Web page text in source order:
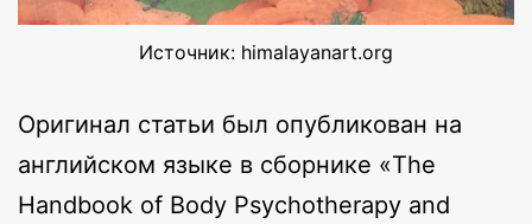
Источник: himalayanart.org
Оригинал статьи был опубликован на
английском языке в сборнике «The
Handbook of Body Psychotherapy and